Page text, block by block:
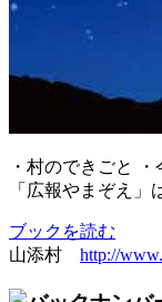
・村のできごと
「広報やまぞえ」
ブックを読む
山添村 http://